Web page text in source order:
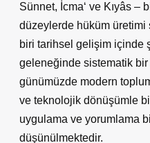
Sünnet, İcma‘ ve Kıyâs –
düzeylerde hüküm üretimi
biri tarihsel gelişim içinde
geleneğinde sistematik
günümüzde modern
ve teknolojik dönüşümle
uygulama ve yorumlama
düşünülmektedir.